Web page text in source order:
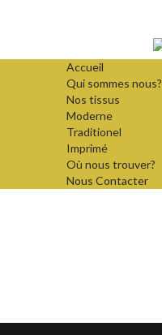
Accueil
Qui sommes nous?
Nos tissus
Moderne
Traditionel
Imprimé
Où nous trouver?
Nous Contacter